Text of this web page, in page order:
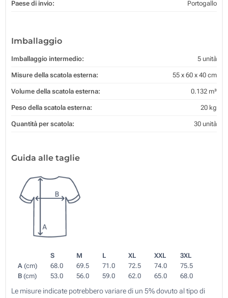
Paese di invio: Portogallo
Imballaggio
Imballaggio intermedio: 5 unità
Misure della scatola esterna: 55 x 60 x 40 cm
Volume della scatola esterna: 0.132 m³
Peso della scatola esterna: 20 kg
Quantità per scatola: 30 unità
Guida alle taglie
S M L XL XXL
3XL
A (cm) 68.0 69.5 71.0 72.5 74.0
75.5
B (cm) 53.0 56.0 59.0 62.0 65.0 68.0
Le misure indicate potrebbero variare di un 5% dovuto al tipo di